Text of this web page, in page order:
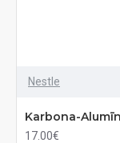
Nestle
Karbona-
17.00€